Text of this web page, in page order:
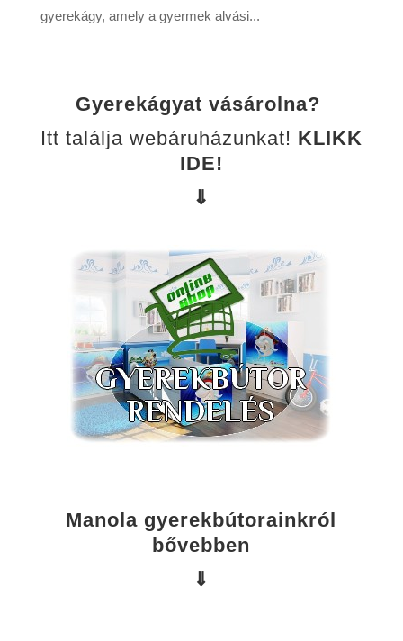
gyerekágy, amely a gyermek alvási...
Gyerekágyat vásárolna?
Itt találja webáruházunkat! KLIKK
IDE!
⇓
Manola gyerekbútorainkról
bővebben
⇓